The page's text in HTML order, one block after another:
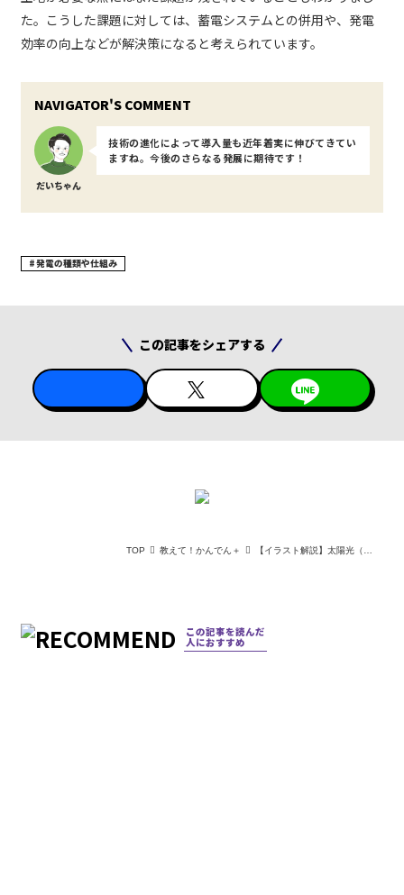
た。こうした課題に対しては、蓄電システムとの併用や、発電
効率の向上などが解決策になると考えられています。
だいちゃん
技術の進化によって導入量も近年着実に伸びてきてい
ますね。今後のさらなる発展に期待です！
発電の種類や仕組み
この記事をシェアする
TOP 教えて！かんでん＋
この記事を読んだ
人におすすめ